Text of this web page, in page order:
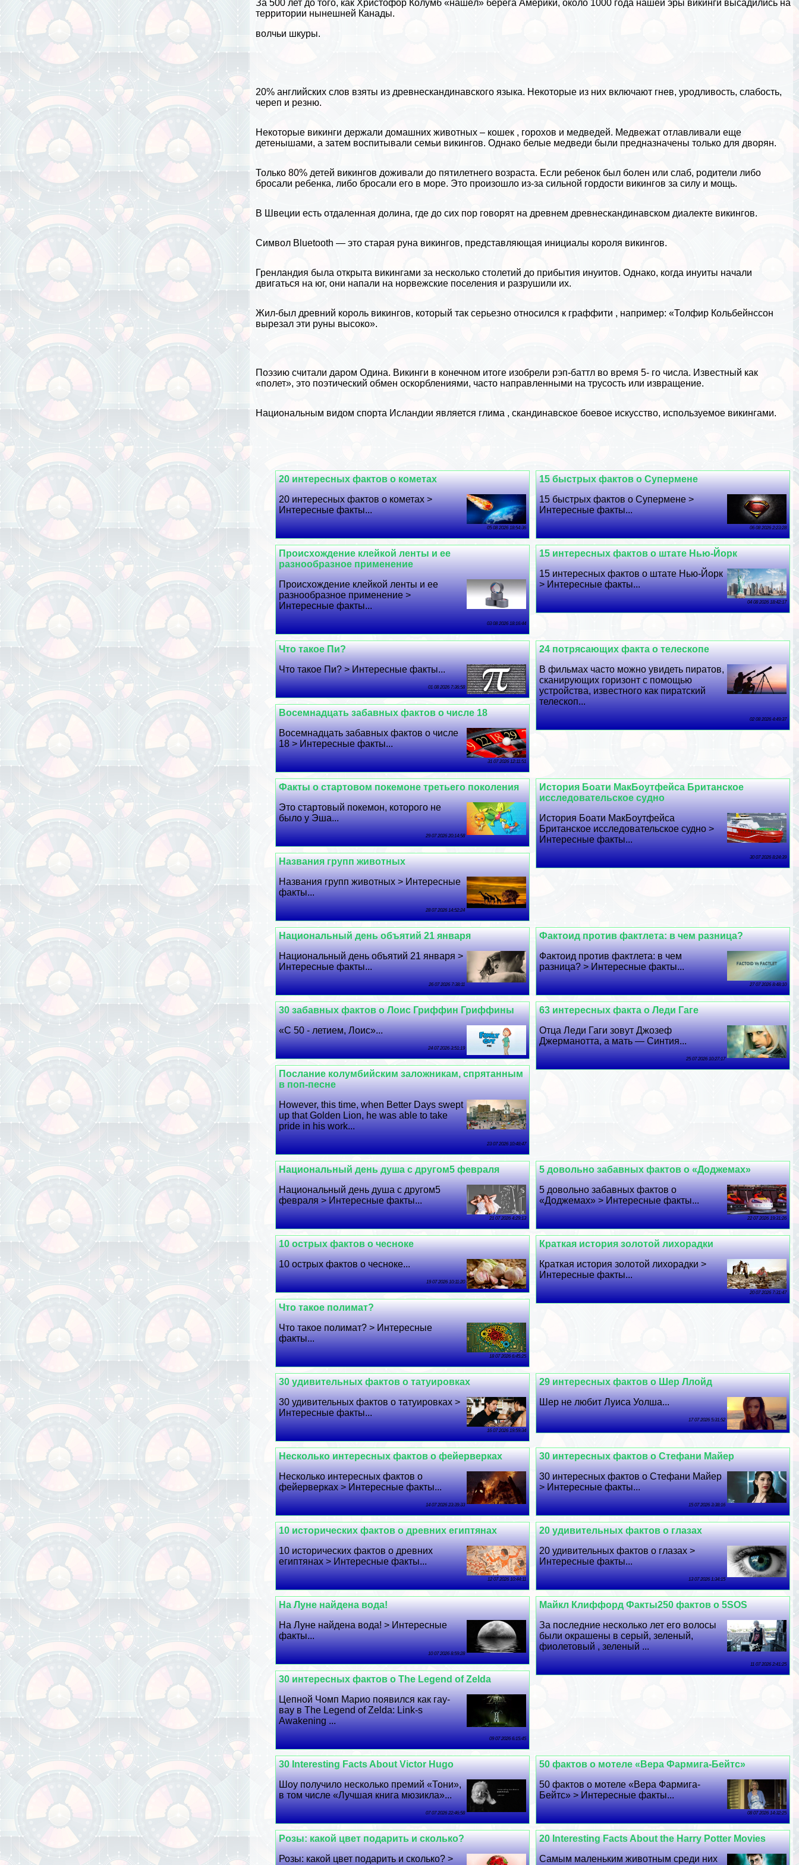
За 500 лет до того, как Христофор Колумб «нашёл» берега Америки, около 1000 года нашей эры викинги высадились на
территории нынешней Канады.
волчьи шкуры.
20% английских слов взяты из древнескандинавского языка. Некоторые из них включают гнев, уpoдливость, слабость,
череп и резню.
Некоторые викинги держали домашних животных – кошек , горохов и медведей. Медвежат отлавливали еще
детенышами, а затем воспитывали семьи викингов. Однако белые медведи были предназначены только для дворян.
Только 80% детей викингов доживали до пятилетнего возраста. Если ребенок был болен или слаб, родители либо
бросали ребенка, либо бросали его в море. Это произошло из-за сильной гордости викингов за силу и мощь.
В Швеции есть отдаленная долина, где до сих пор говорят на древнем древнескандинавском диалекте викингов.
Символ Bluetooth — это старая руна викингов, представляющая инициалы короля викингов.
Гренландия была открыта викингами за несколько столетий до прибытия инуитов. Однако, когда инуиты начали
двигаться на юг, они напали на норвежские поселения и разрушили их.
Жил-был древний король викингов, который так серьезно относился к граффити , например: «Толфир Кольбейнссон
вырезал эти руны высоко».
Поэзию считали даром Одина. Викинги в конечном итоге изобрели рэп-баттл во время 5- го числа. Известный как
«полет», это поэтический обмен оскорблениями, часто направленными на трусость или извpaщeние.
Национальным видом спорта Исландии является глима , скандинавское боевое искусство, используемое викингами.
15 быстрых фактов о Супермене
15 быстрых фактов о Супермене >
Интересные факты...
06 08 2026 2:23:28
20 интересных фактов о кометах
20 интересных фактов о кометах >
Интересные факты...
05 08 2026 18:54:36
15 интересных фактов о штате Нью-Йорк
15 интересных фактов о штате Нью-Йорк
> Интересные факты...
04 08 2026 18:42:17
Происхождение клейкой ленты и ее
разнообразное применение
Происхождение клейкой ленты и ее
разнообразное применение >
Интересные факты...
03 08 2026 18:16:44
24 потрясающих факта о телескопе
В фильмах часто можно увидеть пиратов,
сканирующих горизонт с помощью
устройства, известного как пиратский
телескоп...
02 08 2026 4:49:37
Что такое Пи?
Что такое Пи? > Интересные факты...
01 08 2026 7:36:58
Восемнадцать забавных фактов о числе 18
Восемнадцать забавных фактов о числе
18 > Интересные факты...
31 07 2026 12:11:51
История Боати МакБоутфейса Британское
исследовательское судно
История Боати МакБоутфейса
Британское исследовательское судно >
Интересные факты...
30 07 2026 8:24:39
Факты о стартовом покемоне третьего поколения
Это стартовый покемон, которого не
было у Эша...
29 07 2026 20:14:58
Названия групп животных
Названия групп животных > Интересные
факты...
28 07 2026 14:52:24
Фактоид против фактлета: в чем разница?
Фактоид против фактлета: в чем
разница? > Интересные факты...
27 07 2026 8:48:10
Национальный день объятий 21 января
Национальный день объятий 21 января >
Интересные факты...
26 07 2026 7:38:11
63 интересных факта о Леди Гаге
Отца Леди Гаги зовут Джозеф
Джерманотта, а мать — Синтия...
25 07 2026 10:27:17
30 забавных фактов о Лоис Гриффин Гриффины
«С 50 - летием, Лоис»...
24 07 2026 3:51:19
Послание колумбийским заложникам, спрятанным
в поп-песне
However, this time, when Better Days swept
up that Golden Lion, he was able to take
pride in his work...
23 07 2026 10:48:47
5 довольно забавных фактов о «Доджемах»
5 довольно забавных фактов о
«Доджемах» > Интересные факты...
22 07 2026 19:31:26
Национальный день душа с другом5 февраля
Национальный день душа с другом5
февраля > Интересные факты...
21 07 2026 4:29:13
Краткая история золотой лихорадки
Краткая история золотой лихорадки >
Интересные факты...
20 07 2026 7:31:47
10 острых фактов о чесноке
10 острых фактов о чесноке...
19 07 2026 10:11:20
Что такое полимат?
Что такое полимат? > Интересные
факты...
18 07 2026 6:45:25
29 интересных фактов о Шер Ллойд
Шер не любит Луиса Уолша...
17 07 2026 5:31:52
30 удивительных фактов о татуировках
30 удивительных фактов о татуировках >
Интересные факты...
16 07 2026 19:59:34
30 интересных фактов о Стефани Майер
30 интересных фактов о Стефани Майер
> Интересные факты...
15 07 2026 3:38:16
Несколько интересных фактов о фейерверках
Несколько интересных фактов о
фейерверках > Интересные факты...
14 07 2026 23:39:33
20 удивительных фактов о глазах
20 удивительных фактов о глазах >
Интересные факты...
13 07 2026 1:34:15
10 исторических фактов о древних египтянах
10 исторических фактов о древних
египтянах > Интересные факты...
12 07 2026 10:44:11
Майкл Клиффорд Факты250 фактов о 5SOS
За последние несколько лет его волосы
были окрашены в серый, зеленый,
фиолетовый , зеленый ...
11 07 2026 2:41:25
На Луне найдена вода!
На Луне найдена вода! > Интересные
факты...
10 07 2026 8:59:28
30 интересных фактов о The Legend of Zelda
Цепной Чомп Марио появился как гау-
вау в The Legend of Zelda: Link-s
Awakening ...
09 07 2026 6:15:45
50 фактов о мотеле «Вера Фармига-Бейтс»
50 фактов о мотеле «Вера Фармига-
Бейтс» > Интересные факты...
08 07 2026 14:32:25
30 Interesting Facts About Victor Hugo
Шоу получило несколько премий «Тони»,
в том числе «Лучшая книга мюзикла»...
07 07 2026 22:46:58
20 Interesting Facts About the Harry Potter Movies
Самым маленьким животным среди них
Розы: какой цвет подарить и сколько?
Розы: какой цвет подарить и сколько? >